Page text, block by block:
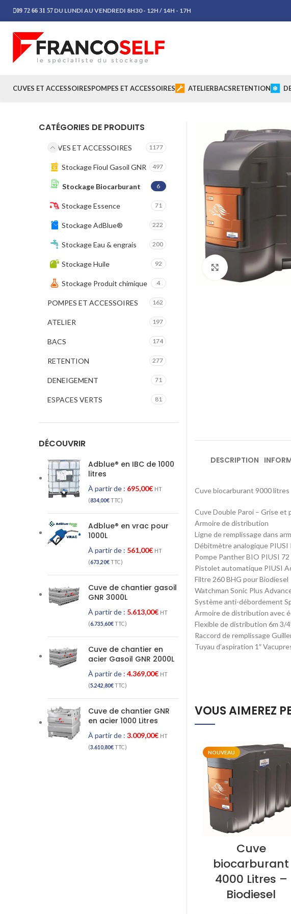
09 72 66 31 57 DU LUNDI AU VENDREDI 8H30 - 12H / 14H - 17H
CUVES ET ACCESSOIRESPOMPES ET ACCESSOIRES ATELIERBACSRETENTION
Cliquez pour
DESCRIPTION
Cuve biocarburant 9000 litres
Cuve Double Paroi – Grise et
Armoire de distribution
Ligne de remplissage dans
Débitmètre analogique PIUSI
Pompe Panther BIO PIUSI 72
Pistolet automatique PIUSI
Filtre 260 BHG pour Biodiesel
Watchman Sonic Plus
Système anti-débordement
Armoire de distribution avec
Flexible de distribution 6m 3/
Raccord de remplissage
Tuyau d’aspiration 1″
VOUS AIMEREZ
NOUVEAU
Cuve
biocarburant
4000 Litres –
Biodiesel
CATÉGORIES DE PRODUITS
CUVES ET ACCESSOIRES 1177
Stockage Fioul Gasoil GNR 497
Stockage Biocarburant 6
Stockage Essence 71
Stockage AdBlue® 222
Stockage Eau & engrais 200
Stockage Huile 92
Stockage Produit chimique 4
POMPES ET ACCESSOIRES 162
ATELIER 197
BACS 174
RETENTION 277
DENEIGEMENT 71
ESPACES VERTS 81
DÉCOUVRIR
Adblue® en IBC de 1000
litres
À partir de : 695,00€ HT
(834,00€TTC)
Adblue® en vrac pour
1000L
À partir de : 561,00€ HT
(673,20€TTC)
Cuve de chantier gasoil
GNR 3000L
À partir de : 5.613,00€ HT
(6.735,60€TTC)
Cuve de chantier en
acier Gasoil GNR 2000L
À partir de : 4.369,00€ HT
(5.242,80€TTC)
Cuve de chantier GNR
en acier 1000 Litres
À partir de : 3.009,00€ HT
(3.610,80€TTC)